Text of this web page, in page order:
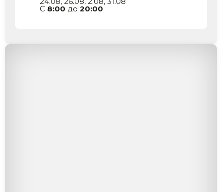
C 8:00 до 20:00